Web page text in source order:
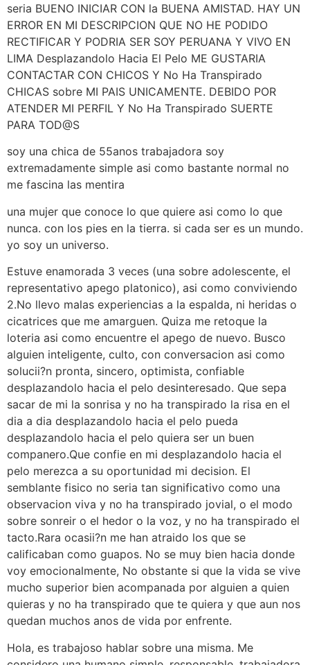
seria BUENO INICIAR CON la BUENA AMISTAD. HAY UN
ERROR EN MI DESCRIPCION QUE NO HE PODIDO
RECTIFICAR Y PODRIA SER SOY PERUANA Y VIVO EN
LIMA Desplazandolo Hacia El Pelo ME GUSTARIA
CONTACTAR CON CHICOS Y No Ha Transpirado
CHICAS sobre MI PAIS UNICAMENTE. DEBIDO POR
ATENDER MI PERFIL Y No Ha Transpirado SUERTE
PARA TOD@S
soy una chica de 55anos trabajadora soy
extremadamente simple asi como bastante normal no
me fascina las mentira
una mujer que conoce lo que quiere asi como lo que
nunca. con los pies en la tierra. si cada ser es un mundo.
yo soy un universo.
Estuve enamorada 3 veces (una sobre adolescente, el
representativo apego platonico), asi como conviviendo
2.No llevo malas experiencias a la espalda, ni heridas o
cicatrices que me amarguen. Quiza me retoque la
loteria asi como encuentre el apego de nuevo. Busco
alguien inteligente, culto, con conversacion asi como
solucii?n pronta, sincero, optimista, confiable
desplazandolo hacia el pelo desinteresado. Que sepa
sacar de mi la sonrisa y no ha transpirado la risa en el
dia a dia desplazandolo hacia el pelo pueda
desplazandolo hacia el pelo quiera ser un buen
companero.Que confie en mi desplazandolo hacia el
pelo merezca a su oportunidad mi decision. El
semblante fisico no seria tan significativo como una
observacion viva y no ha transpirado jovial, o el modo
sobre sonreir o el hedor o la voz, y no ha transpirado el
tacto.Rara ocasii?n me han atraido los que se
calificaban como guapos. No se muy bien hacia donde
voy emocionalmente, No obstante si que la vida se vive
mucho superior bien acompanada por alguien a quien
quieras y no ha transpirado que te quiera y que aun nos
quedan muchos anos de vida por enfrente.
Hola, es trabajoso hablar sobre una misma. Me